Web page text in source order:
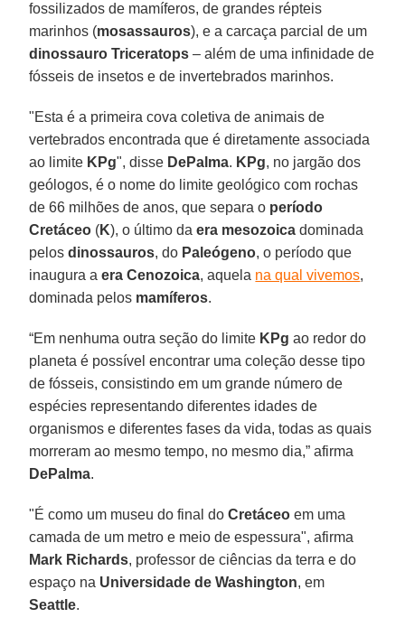
fossilizados de mamíferos, de grandes répteis
marinhos (mosassauros), e a carcaça parcial de um
dinossauro Triceratops – além de uma infinidade de
fósseis de insetos e de invertebrados marinhos.
"Esta é a primeira cova coletiva de animais de
vertebrados encontrada que é diretamente associada
ao limite KPg", disse DePalma. KPg, no jargão dos
geólogos, é o nome do limite geológico com rochas
de 66 milhões de anos, que separa o período
Cretáceo (K), o último daera mesozoica dominada
pelosdinossauros, do Paleógeno, o período que
inaugura a era Cenozoica, aquela na qual vivemos,
dominada pelos mamíferos.
“Em nenhuma outra seção do limite KPg ao redor do
planeta é possível encontrar uma coleção desse tipo
de fósseis, consistindo em um grande número de
espécies representando diferentes idades de
organismos e diferentes fases da vida, todas as quais
morreram ao mesmo tempo, no mesmo dia,” afirma
DePalma.
"É como um museu do final doCretáceo em uma
camada de um metro e meio de espessura", afirma
Mark Richards, professor de ciências da terra e do
espaço na Universidade de Washington, em
Seattle.